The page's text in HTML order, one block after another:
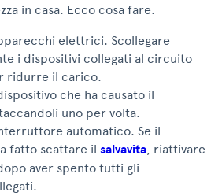
in casa. Ecco cosa fare.
elettrici. Scollegare
i dispositivi collegati al circuito
ridurre il carico.
che ha causato il
uno per volta.
automatico. Se il
fatto scattare il salvavita, riattivare
aver spento tutti gli